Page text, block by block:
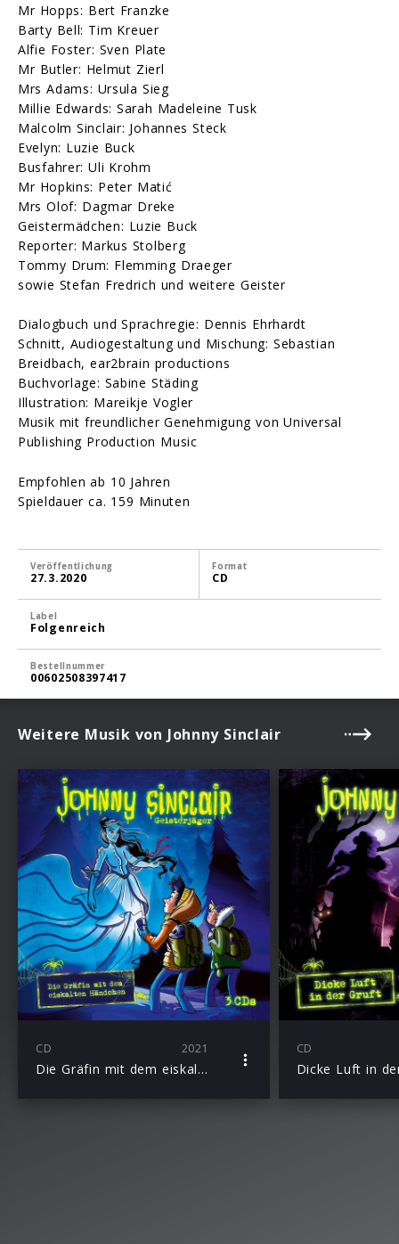
Mr Hopps: Bert Franzke
Barty Bell: Tim Kreuer
Alfie Foster: Sven Plate
Mr Butler: Helmut Zierl
Mrs Adams: Ursula Sieg
Millie Edwards: Sarah Madeleine Tusk
Malcolm Sinclair: Johannes Steck
Evelyn: Luzie Buck
Busfahrer: Uli Krohm
Mr Hopkins: Peter Matić
Mrs Olof: Dagmar Dreke
Geistermädchen: Luzie Buck
Reporter: Markus Stolberg
Tommy Drum: Flemming Draeger
sowie Stefan Fredrich und weitere Geister
Dialogbuch und Sprachregie: Dennis Ehrhardt
Schnitt, Audiogestaltung und Mischung: Sebastian
Breidbach, ear2brain productions
Buchvorlage: Sabine Städing
Illustration: Mareikje Vogler
Musik mit freundlicher Genehmigung von Universal
Publishing Production Music
Empfohlen ab 10 Jahren
Spieldauer ca. 159 Minuten
Veröffentlichung
27.3.2020
Format
CD
Label
Folgenreich
Bestellnummer
00602508397417
Weitere Musik von Johnny Sinclair
CD 2021
Die Gräfin mit dem eiskalten Händchen – 3-CD Hörspielbox Vol. 3
CD